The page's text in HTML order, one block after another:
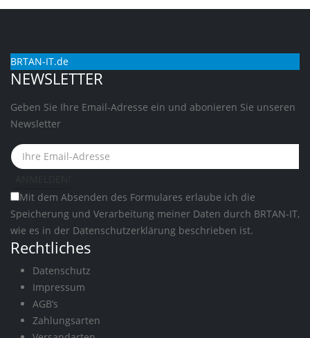
BRTAN-IT.de
NEWSLETTER
Geben Sie Ihre Email-Adresse ein und abonieren Sie unseren
Newsletter
Mit dem Absenden des Formulares erlaube ich die
Speicherung und Verarbeitung meiner Daten durch BRTAN-IT,
wie es in der Datenschutzerklärung beschrieben ist.
Rechtliches
Datenschutz
Impressum
AGB’s
Zahlungsarten